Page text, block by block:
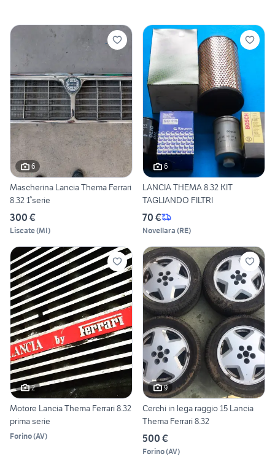
6
Mascherina Lancia Thema Ferrari
8.32 1°serie
300 €
Liscate(MI)
6
LANCIA THEMA 8.32 KIT
TAGLIANDO FILTRI
70 €
Novellara (RE)
2
Motore Lancia Thema Ferrari 8.32
prima serie
Forino(AV)
9
Cerchi in lega raggio 15 Lancia
Thema Ferrari 8.32
500 €
Forino(AV)